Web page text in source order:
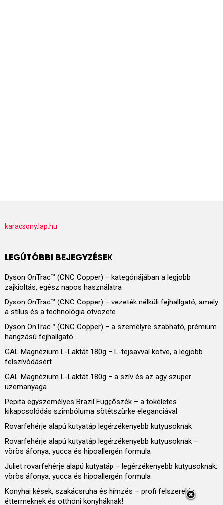
karacsony.lap.hu
LEGÚTÓBBI BEJEGYZÉSEK
Dyson OnTrac™ (CNC Copper) – kategóriájában a legjobb
zajkioltás, egész napos használatra
Dyson OnTrac™ (CNC Copper) – vezeték nélküli fejhallgató, amely
a stílus és a technológia ötvözete
Dyson OnTrac™ (CNC Copper) – a személyre szabható, prémium
hangzású fejhallgató
GAL Magnézium L-Laktát 180g – L-tejsavval kötve, a legjobb
felszívódásért
GAL Magnézium L-Laktát 180g – a szív és az agy szuper
üzemanyaga
Pepita egyszemélyes Brazil Függőszék – a tökéletes
kikapcsolódás szimbóluma sötétszürke eleganciával
Rovarfehérje alapú kutyatáp legérzékenyebb kutyusoknak
Rovarfehérje alapú kutyatáp legérzékenyebb kutyusoknak –
vörös áfonya, yucca és hipoallergén formula
Juliet rovarfehérje alapú kutyatáp – legérzékenyebb kutyusoknak:
vörös áfonya, yucca és hipoallergén formula
Konyhai kések, szakácsruha és hímzés – profi felszerelés
éttermeknek és otthoni konyháknak!